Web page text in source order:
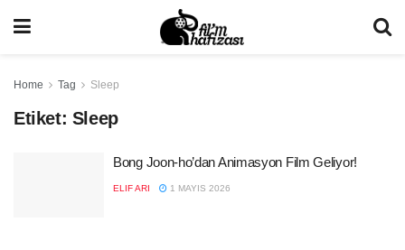
Home Tag Sleep
Etiket: Sleep
Bong Joon-ho’dan Animasyon Film Geliyor!
ELIF ARI 1 MAYIS 2026